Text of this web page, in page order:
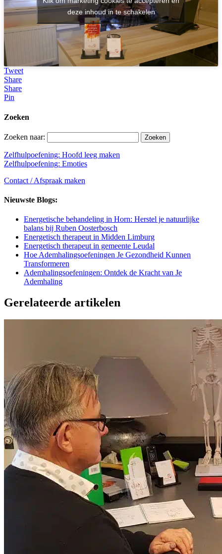
deze inhoud in te schakelen
Tweet
Share
Share
Pin
Zoeken
Zoeken naar:
Zelfhulpoefening: Hoofd leeg maken
Zelfhulpoefening: Emoties
Contact / Afspraak maken
Nieuwste Blogs:
Energetische behandeling in Horn: Herstel je natuurlijke
balans bij Ruben Oosterbosch
Energetisch therapeut in Midden Limburg
Energetisch therapeut in gemeente Leudal
Hoe Ademhalingsoefeningen Je Gezondheid Kunnen
Transformeren
Ademhalingsoefeningen: Ontdek de Kracht van Je
Ademhaling
Gerelateerde artikelen